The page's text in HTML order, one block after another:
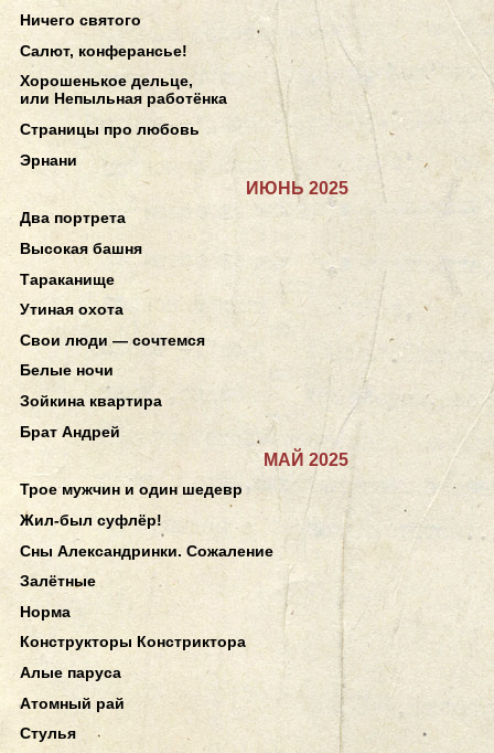
Ничего святого
Салют, конферансье!
Хорошенькое дельце,
или Непыльная работёнка
Страницы про любовь
Эрнани
ИЮНЬ 2025
Два портрета
Высокая башня
Тараканище
Утиная охота
Свои люди — сочтемся
Белые ночи
Зойкина квартира
Брат Андрей
МАЙ 2025
Трое мужчин и один шедевр
Жил-был суфлёр!
Сны Александринки. Сожаление
Залётные
Норма
Конструкторы Констриктора
Алые паруса
Атомный рай
Стулья